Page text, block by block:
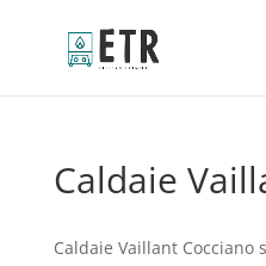
Caldaie
Caldaie Vaillant Cocciano